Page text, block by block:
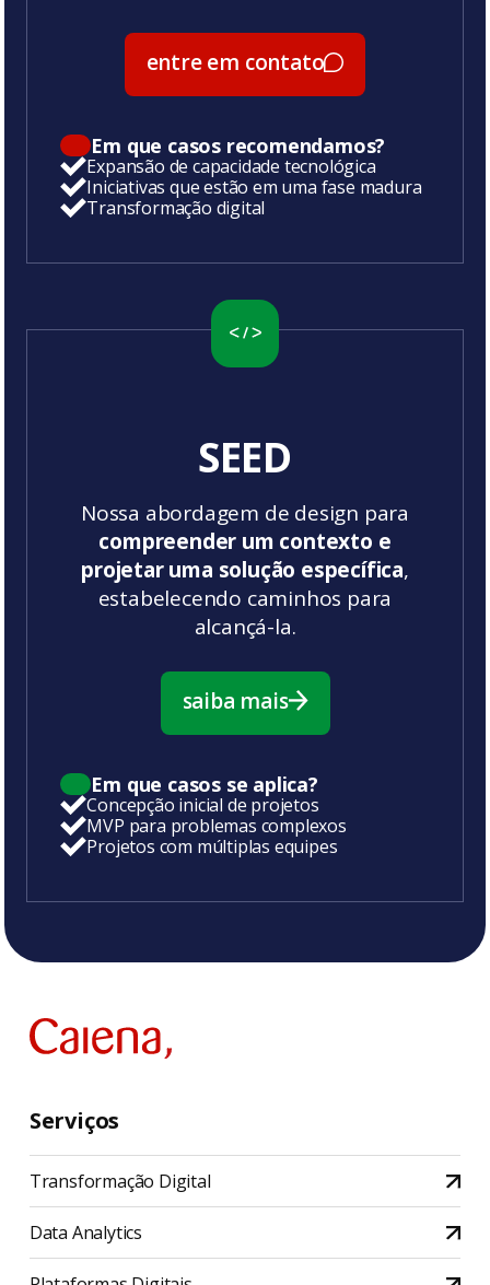
entre em contato
entre em contato
Em que casos recomendamos?
Expansão de capacidade tecnológica
Iniciativas que estão em uma fase madura
Transformação digital
SEED
Nossa abordagem de design para
compreender um contexto e
projetar uma solução específica,
estabelecendo caminhos para
alcançá-la.
saiba mais
saiba mais
Em que casos se aplica?
Concepção inicial de projetos
MVP para problemas complexos
Projetos com múltiplas equipes
Serviços
Transformação Digital
Data Analytics